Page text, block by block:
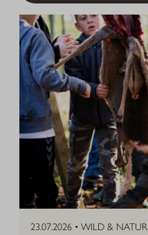
23.07.2026 • WILD & NATUR